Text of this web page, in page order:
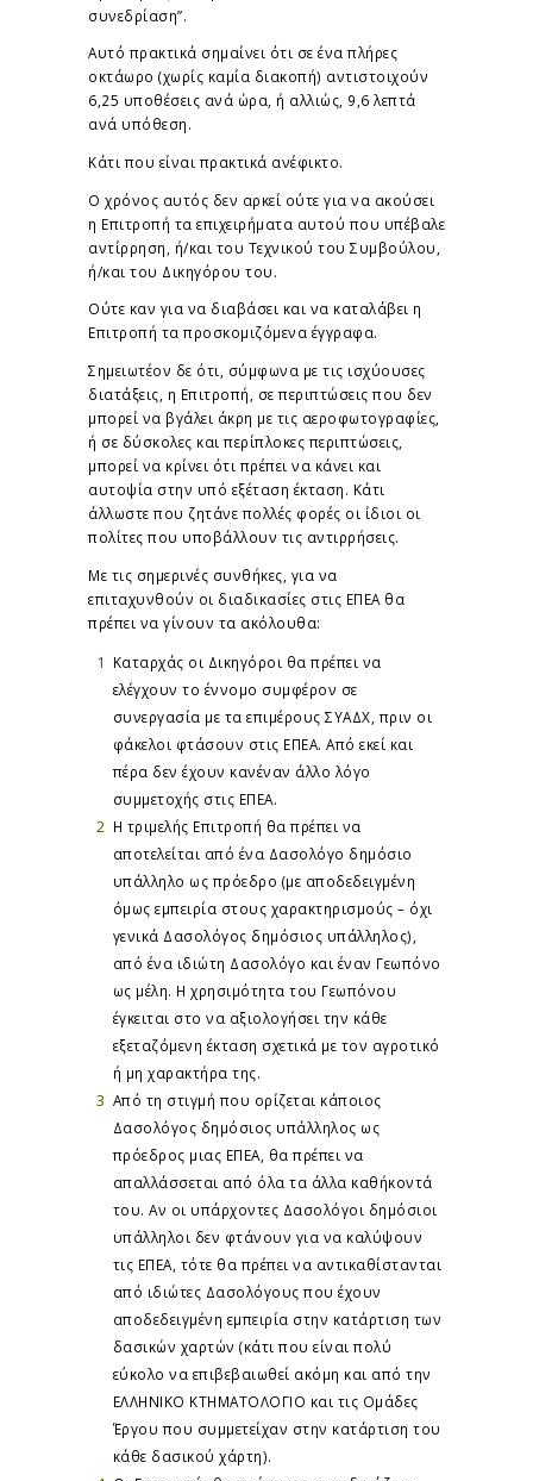
συνεδρίαση”.
Αυτό πρακτικά σημαίνει ότι σε ένα πλήρες
οκτάωρο (χωρίς καμία διακοπή) αντιστοιχούν
6,25 υποθέσεις ανά ώρα, ή αλλιώς, 9,6 λεπτά
ανά υπόθεση.
Κάτι που είναι πρακτικά ανέφικτο.
Ο χρόνος αυτός δεν αρκεί ούτε για να ακούσει
η Επιτροπή τα επιχειρήματα αυτού που υπέβαλε
αντίρρηση, ή/και του Τεχνικού του Συμβούλου,
ή/και του Δικηγόρου του.
Ούτε καν για να διαβάσει και να καταλάβει η
Επιτροπή τα προσκομιζόμενα έγγραφα.
Σημειωτέον δε ότι, σύμφωνα με τις ισχύουσες
διατάξεις, η Επιτροπή, σε περιπτώσεις που δεν
μπορεί να βγάλει άκρη με τις αεροφωτογραφίες,
ή σε δύσκολες και περίπλοκες περιπτώσεις,
μπορεί να κρίνει ότι πρέπει να κάνει και
αυτοψία στην υπό εξέταση έκταση. Κάτι
άλλωστε που ζητάνε πολλές φορές οι ίδιοι οι
πολίτες που υποβάλλουν τις αντιρρήσεις.
Με τις σημερινές συνθήκες, για να
επιταχυνθούν οι διαδικασίες στις ΕΠΕΑ θα
πρέπει να γίνουν τα ακόλουθα:
Καταρχάς οι Δικηγόροι θα πρέπει να
ελέγχουν το έννομο συμφέρον σε
συνεργασία με τα επιμέρους ΣΥΑΔΧ, πριν οι
φάκελοι φτάσουν στις ΕΠΕΑ. Από εκεί και
πέρα δεν έχουν κανέναν άλλο λόγο
συμμετοχής στις ΕΠΕΑ.
Η τριμελής Επιτροπή θα πρέπει να
αποτελείται από ένα Δασολόγο δημόσιο
υπάλληλο ως πρόεδρο (με αποδεδειγμένη
όμως εμπειρία στους χαρακτηρισμούς – όχι
γενικά Δασολόγος δημόσιος υπάλληλος),
από ένα ιδιώτη Δασολόγο και έναν Γεωπόνο
ως μέλη. Η χρησιμότητα του Γεωπόνου
έγκειται στο να αξιολογήσει την κάθε
εξεταζόμενη έκταση σχετικά με τον αγροτικό
ή μη χαρακτήρα της.
Από τη στιγμή που ορίζεται κάποιος
Δασολόγος δημόσιος υπάλληλος ως
πρόεδρος μιας ΕΠΕΑ, θα πρέπει να
απαλλάσσεται από όλα τα άλλα καθήκοντά
του. Αν οι υπάρχοντες Δασολόγοι δημόσιοι
υπάλληλοι δεν φτάνουν για να καλύψουν
τις ΕΠΕΑ, τότε θα πρέπει να αντικαθίστανται
από ιδιώτες Δασολόγους που έχουν
αποδεδειγμένη εμπειρία στην κατάρτιση των
δασικών χαρτών (κάτι που είναι πολύ
εύκολο να επιβεβαιωθεί ακόμη και από την
ΕΛΛΗΝΙΚΟ ΚΤΗΜΑΤΟΛΟΓΙΟ και τις Ομάδες
Έργου που συμμετείχαν στην κατάρτιση του
κάθε δασικού χάρτη).